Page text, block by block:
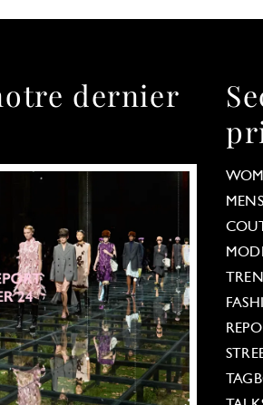
dernier